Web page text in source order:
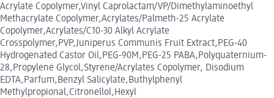
Acrylate Copolymer,Vinyl Caprolactam/VP/Dimethylaminoethyl
Methacrylate Copolymer,Acrylates/Palmeth-25 Acrylate
Copolymer,Acrylates/C10-30 Alkyl Acrylate
Crosspolymer,PVP,Juniperus Communis Fruit Extract,PEG-40
Hydrogenated Castor Oil,PEG-90M,PEG-25 PABA,Polyquaternium-
28,Propylene Glycol,Styrene/Acrylates Copolymer, Disodium
EDTA,Parfum,Benzyl Salicylate,Buthylphenyl
Methylpropional,Citronellol,Hexyl